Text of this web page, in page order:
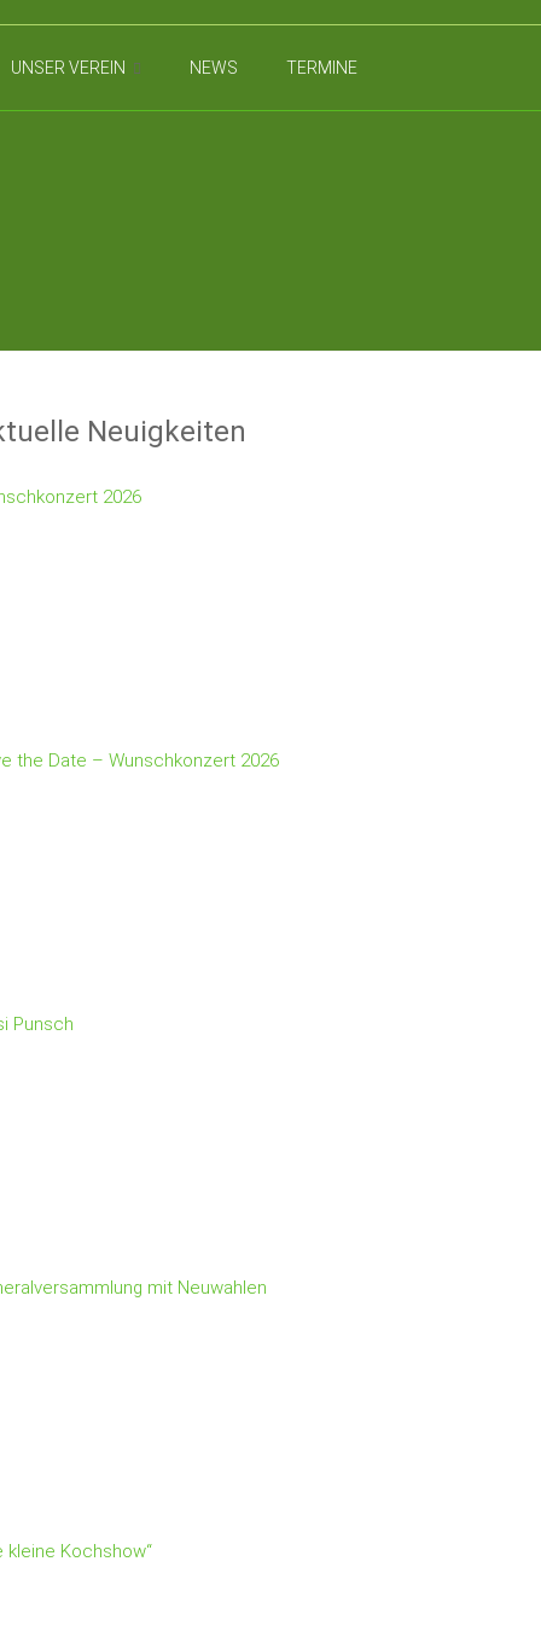
UNSER VEREIN NEWS TERMINE
Neuigkeiten
2026
the Date – Wunschkonzert 2026
Punsch
mit Neuwahlen
kleine Kochshow“